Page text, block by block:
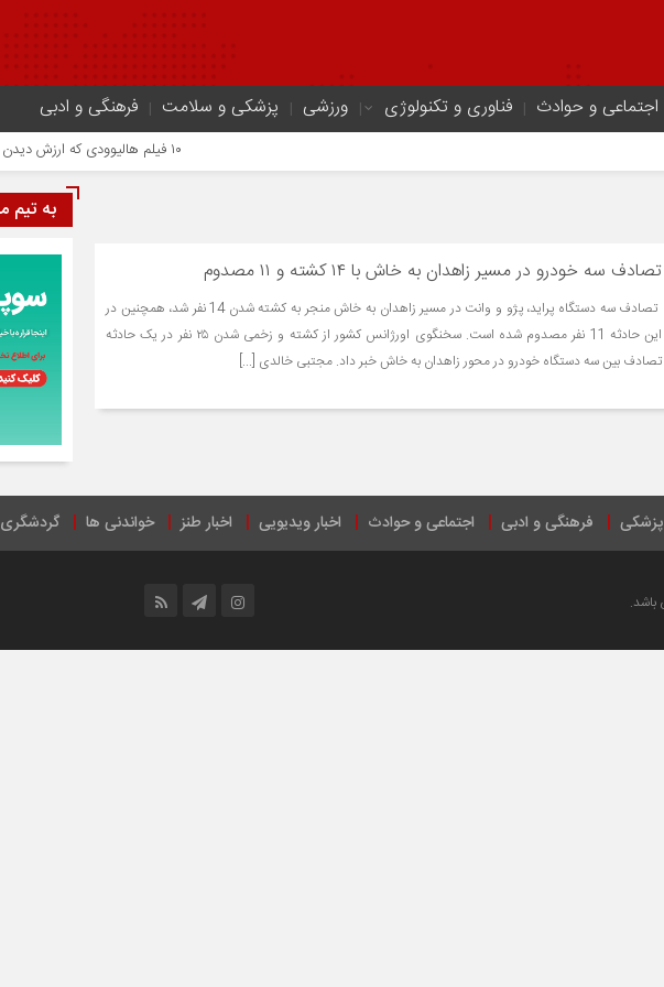
اجتماعی و حوادث فناوری و تکنولوژی ورزشی پزشکی و سلامت فرهنگی و ادبی
تصادف سه خودرو در مسیر زاهدان به خاش با ۱۴ کشته و ۱۱ مصدوم
تصادف سه دستگاه پراید، پژو و وانت در مسیر زاهدان به خاش منجر به کشته شدن 14 نفر شد، همچنین در
این حادثه 11 نفر مصدوم شده است. سخنگوی اورژانس کشور از کشته و زخمی شدن ۲۵ نفر در یک حادثه
تصادف بین سه دستگاه خودرو در محور زاهدان به خاش خبر داد. مجتبی خالدی [...]
به تیم
پزشکی فرهنگی و ادبی اجتماعی و حوادث اخبار ویدیویی اخبار طنز خواندنی ها گردشگری